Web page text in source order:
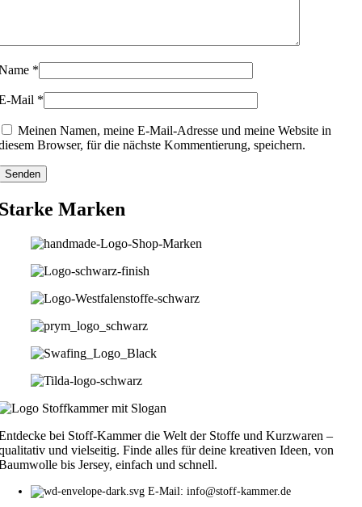
*
Mail *
Meinen Namen, meine E-Mail-Adresse und meine Website in
Browser, für die nächste Kommentierung, speichern.
Marken
bei Stoff-Kammer die Welt der Stoffe und Kurzwaren –
und vielseitig. Finde alles für deine kreativen Ideen, von
bis Jersey, einfach und schnell.
E-Mail: info@stoff-kammer.de